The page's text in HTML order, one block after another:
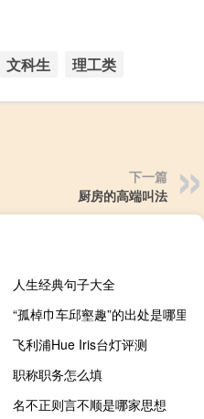
文科生 理工类
下一篇
厨房的高端叫法
人生经典句子大全
“孤棹巾车邱壑趣”的出处是哪里
飞利浦Hue Iris台灯评测
职称职务怎么填
名不正则言不顺是哪家思想